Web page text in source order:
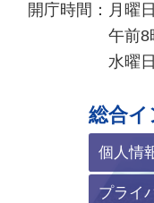
開庁時間： 月曜
午前8
水曜
総合
個人情
プライ